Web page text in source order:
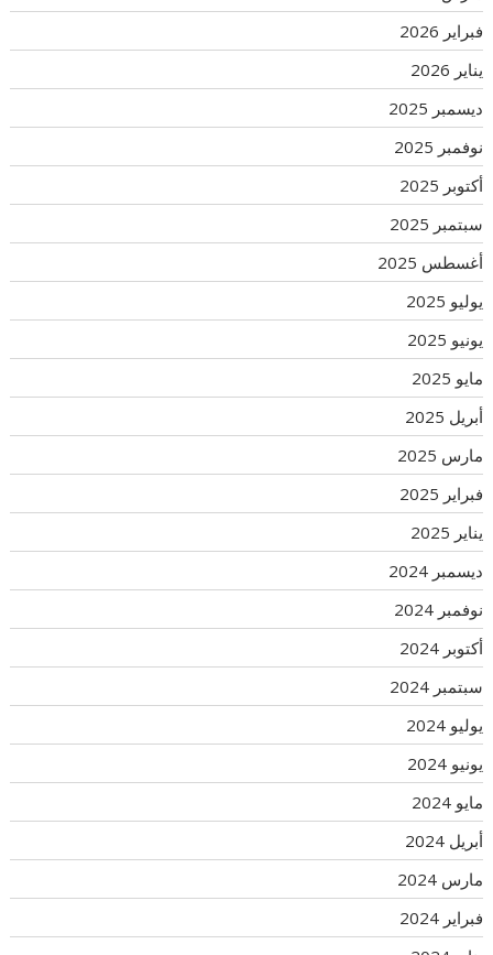
فبراير 2026
يناير 2026
ديسمبر 2025
نوفمبر 2025
أكتوبر 2025
سبتمبر 2025
أغسطس 2025
يوليو 2025
يونيو 2025
مايو 2025
أبريل 2025
مارس 2025
فبراير 2025
يناير 2025
ديسمبر 2024
نوفمبر 2024
أكتوبر 2024
سبتمبر 2024
يوليو 2024
يونيو 2024
مايو 2024
أبريل 2024
مارس 2024
فبراير 2024